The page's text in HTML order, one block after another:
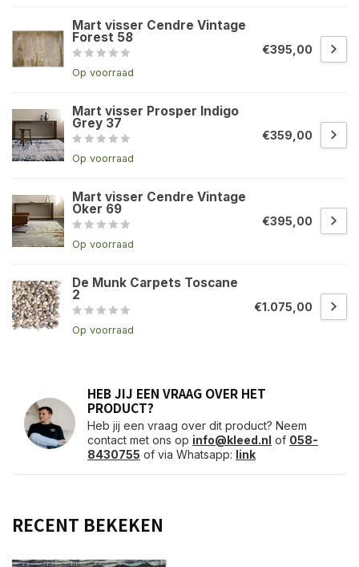
Mart visser Cendre Vintage
Forest 58
Op voorraad
€395,00
Mart visser Prosper Indigo
Grey 37
Op voorraad
€359,00
Mart visser Cendre Vintage
Oker 69
Op voorraad
€395,00
De Munk Carpets Toscane
2
Op voorraad
€1.075,00
HEB JIJ EEN VRAAG OVER HET
PRODUCT?
Heb jij een vraag over dit product? Neem
contact met ons op info@kleed.nl of 058-
8430755 of via Whatsapp: link
RECENT BEKEKEN